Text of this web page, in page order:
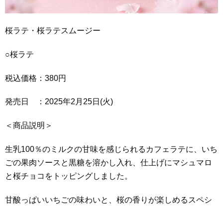
桜ラテ・桜ラテスムージー
○桜ラテ
税込価格：380円
発売日 ：2025年2月25日(火)
＜商品説明＞
生乳100％のミルクの甘味を感じられるカフェラテに、いち
ごの果肉ソースと黒糖を溶かし入れ、仕上げにマシュマロ
と桜チョコをトッピングしました。
甘酸っぱいいちごの味わいと、桜の香りが楽しめるスペシ